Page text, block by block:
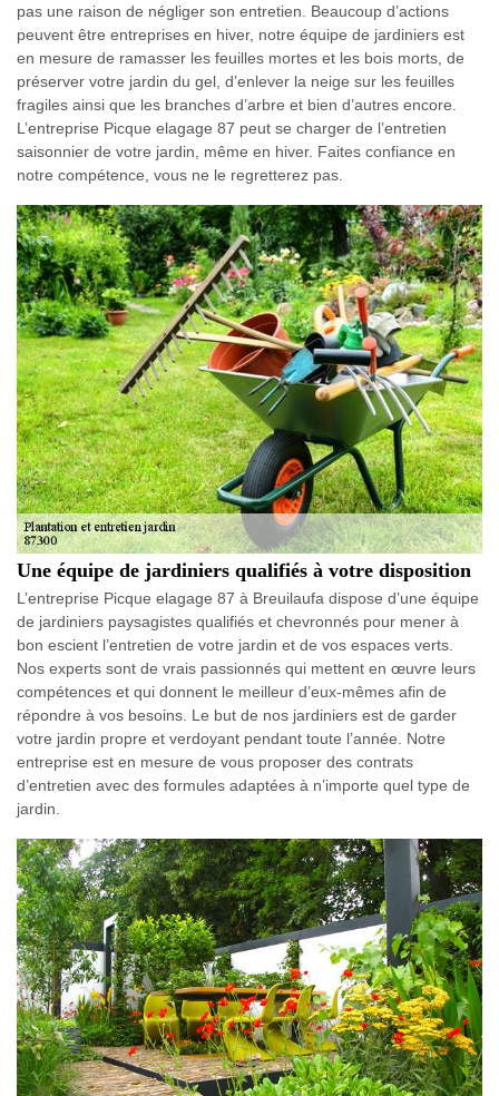
pas une raison de négliger son entretien. Beaucoup d’actions
peuvent être entreprises en hiver, notre équipe de jardiniers est
en mesure de ramasser les feuilles mortes et les bois morts, de
préserver votre jardin du gel, d’enlever la neige sur les feuilles
fragiles ainsi que les branches d’arbre et bien d’autres encore.
L’entreprise Picque elagage 87 peut se charger de l’entretien
saisonnier de votre jardin, même en hiver. Faites confiance en
notre compétence, vous ne le regretterez pas.
Une équipe de jardiniers qualifiés à votre disposition
L’entreprise Picque elagage 87 à Breuilaufa dispose d’une équipe
de jardiniers paysagistes qualifiés et chevronnés pour mener à
bon escient l’entretien de votre jardin et de vos espaces verts.
Nos experts sont de vrais passionnés qui mettent en œuvre leurs
compétences et qui donnent le meilleur d’eux-mêmes afin de
répondre à vos besoins. Le but de nos jardiniers est de garder
votre jardin propre et verdoyant pendant toute l’année. Notre
entreprise est en mesure de vous proposer des contrats
d’entretien avec des formules adaptées à n’importe quel type de
jardin.